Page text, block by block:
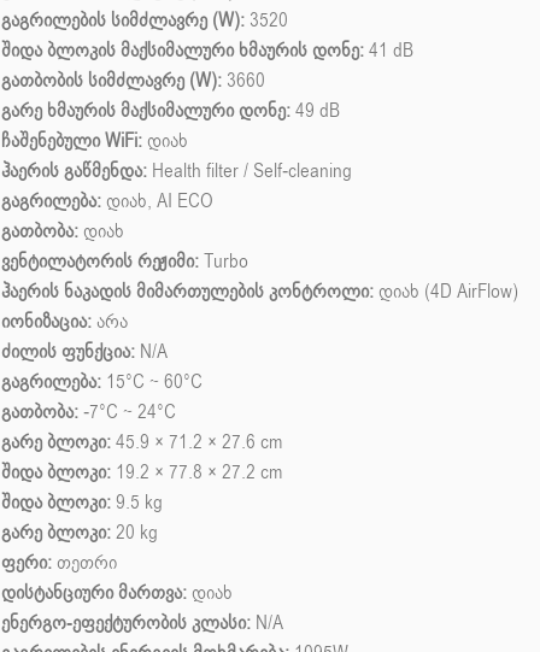
გაგრილების სიმძლავრე (W): 3520
შიდა ბლოკის მაქსიმალური ხმაურის დონე:41 dB
გათბობის სიმძლავრე (W): 3660
გარე ხმაურის მაქსიმალური დონე:49 dB
ჩაშენებული WiFi: დიახ
ჰაერის გაწმენდა: Health filter / Self-cleaning
გაგრილება: დიახ, AI ECO
გათბობა: დიახ
ვენტილატორის რეჟიმი:Turbo
ჰაერის ნაკადის მიმართულების კონტროლი: დიახ (4D AirFlow)
იონიზაცია:არა
ძილის ფუნქცია: N/A
გაგრილება: 15°C ~ 60°C
გათბობა:-7°C ~ 24°C
გარე ბლოკი:45.9 × 71.2 × 27.6 cm
შიდა ბლოკი: 19.2 × 77.8 × 27.2 cm
შიდა ბლოკი:9.5 kg
გარე ბლოკი:20 kg
ფერი: თეთრი
დისტანციური მართვა: დიახ
ენერგო-ეფექტურობის კლასი: N/A